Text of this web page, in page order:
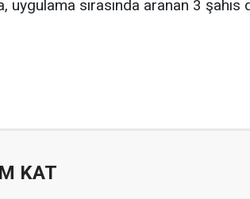
uygulama sırasında aranan 3
KAT